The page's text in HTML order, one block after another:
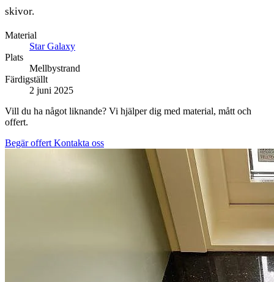
skivor.
Material
Star Galaxy
Plats
Mellbystrand
Färdigställt
2 juni 2025
Vill du ha något liknande? Vi hjälper dig med material, mått och
offert.
Begär offert Kontakta oss